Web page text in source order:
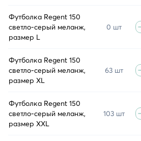
Футболка Regent 150
светло-серый меланж,
размер L
0 шт
Футболка Regent 150
светло-серый меланж,
размер XL
63 шт
Футболка Regent 150
светло-серый меланж,
размер XXL
103 шт